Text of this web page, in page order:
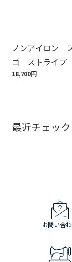
ノンアイロン
ゴ ストライプ
18,700円
最近チェッ
お問い合